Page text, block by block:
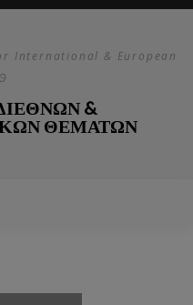
International & European
&
ΘΕΜΑΤΩΝ